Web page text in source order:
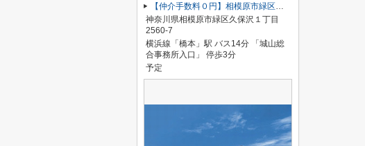
【仲介手数料０円】相模原市緑区久保沢1丁目 新築一戸建て 4号棟
神奈川県相模原市緑区久保沢１丁目
2560-7
横浜線「橋本」駅 バス14分 「城山総
合事務所入口」 停歩3分
予定